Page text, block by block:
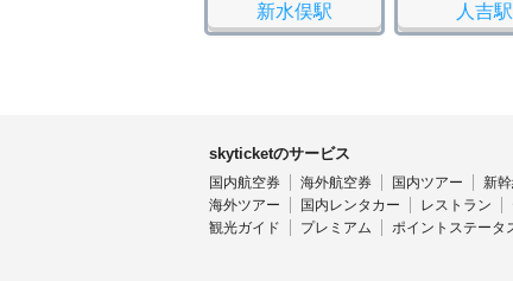
新水俣駅 人吉駅